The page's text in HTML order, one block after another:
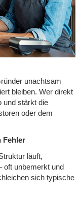
unachtsam
bleiben. Wer direkt
und stärkt die
oder dem
Fehler
läuft,
oft unbemerkt und
sich typische